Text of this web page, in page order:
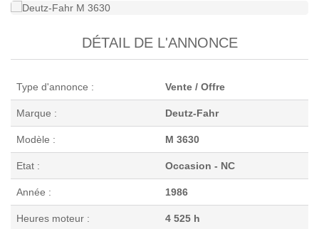
DÉTAIL DE L'ANNONCE
Type d'annonce : Vente / Offre
Marque : Deutz-Fahr
Modèle : M 3630
Etat : Occasion - NC
Année : 1986
Heures moteur : 4 525 h